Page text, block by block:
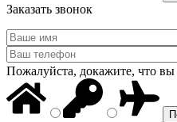
Заказать звонок
Пожалуйста, докажите, что вы